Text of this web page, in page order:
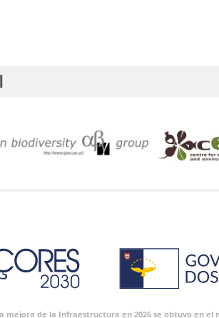
mejora de la Infraestructura en 2026 se obtuvo en el